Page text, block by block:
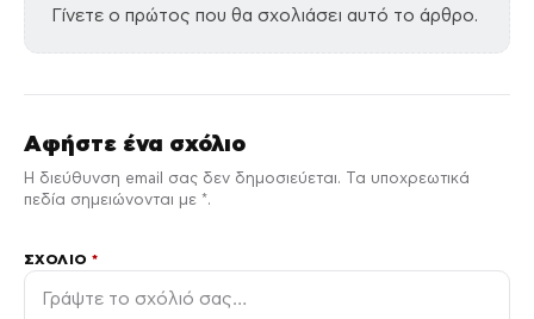
Γίνετε ο πρώτος που θα σχολιάσει αυτό το άρθρο.
Αφήστε ένα σχόλιο
Η διεύθυνση email σας δεν δημοσιεύεται. Τα υποχρεωτικά
πεδία σημειώνονται με *.
ΣΧΌΛΙΟ*